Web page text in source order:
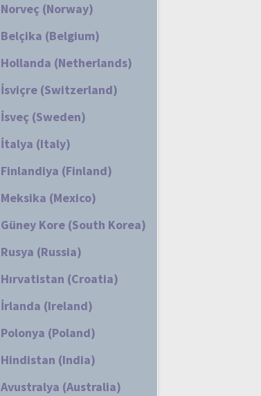
Norveç (Norway)
Belçika (Belgium)
Hollanda (Netherlands)
İsviçre (Switzerland)
İsveç (Sweden)
İtalya (Italy)
Finlandiya (Finland)
Meksika (Mexico)
Güney Kore (South Korea)
Rusya (Russia)
Hırvatistan (Croatia)
İrlanda (Ireland)
Polonya (Poland)
Hindistan (India)
Avustralya (Australia)